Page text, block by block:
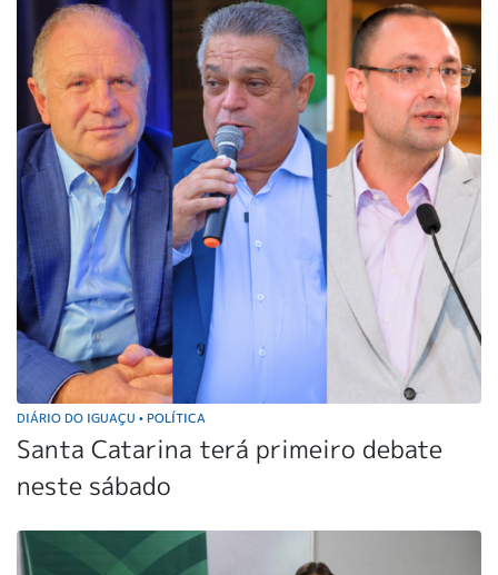
DIÁRIO DO IGUAÇU • POLÍTICA
Santa Catarina terá primeiro debate
neste sábado